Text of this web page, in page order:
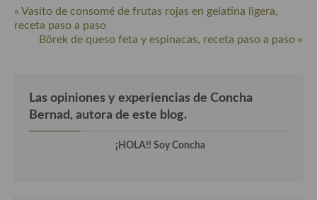
Cocina Mexicana
Cocina peruana
Cocina israelí
« Vasito de consomé de frutas rojas en gelatina ligera,
receta paso a paso
Börek de queso feta y espinacas, receta paso a paso »
Las opiniones y experiencias de Concha
Bernad, autora de este blog.
¡HOLA!! Soy Concha